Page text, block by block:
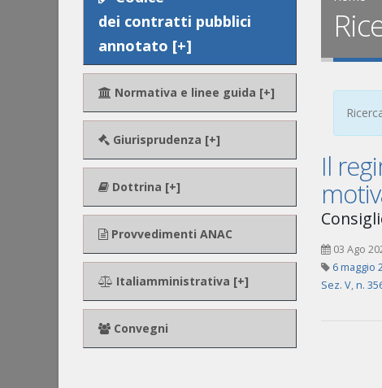
dei contratti pubblici
annotato [+]
Normativa e linee guida [+]
Giurisprudenza [+]
Dottrina [+]
Provvedimenti ANAC
Italiamministrativa [+]
Convegni
Il
03 Ago
6 maggio
Sez. V,n.